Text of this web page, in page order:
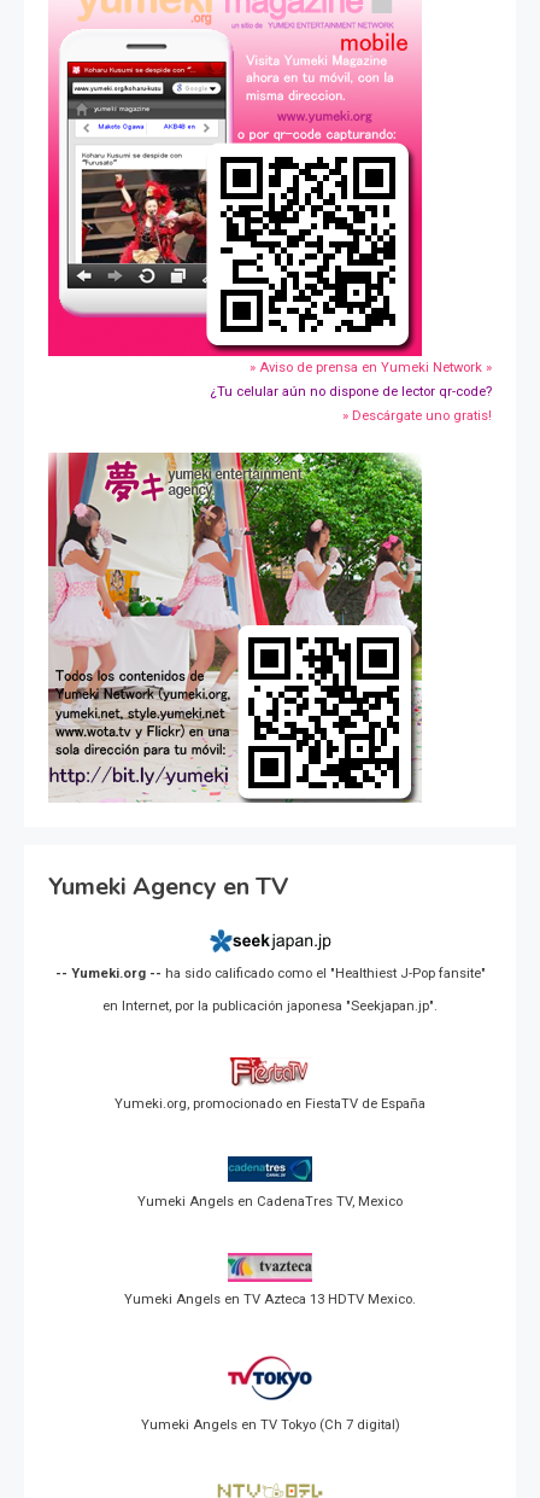
» Aviso de prensa en Yumeki Network »
¿Tu celular aún no dispone de lector qr-code?
» Descárgate uno gratis!
Yumeki Agency en TV
-- Yumeki.org -- ha sido calificado como el "Healthiest J-Pop fansite"
en Internet, por la publicación japonesa "Seekjapan.jp".
Yumeki.org, promocionado en FiestaTV de España
Yumeki Angels en CadenaTres TV, Mexico
Yumeki Angels en TV Azteca 13 HDTV Mexico.
Yumeki Angels en TV Tokyo (Ch 7 digital)